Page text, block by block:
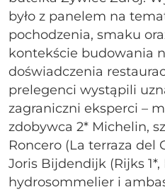
było z panelem na
pochodzenia, smaku
kontekście budowania
doświadczenia
prelegenci wystąpili
zagraniczni eksperci –
zdobywca 2* Michelin,
Roncero (La terraza del
Joris Bijdendijk (Rijks 1*,
hydrosommelier i